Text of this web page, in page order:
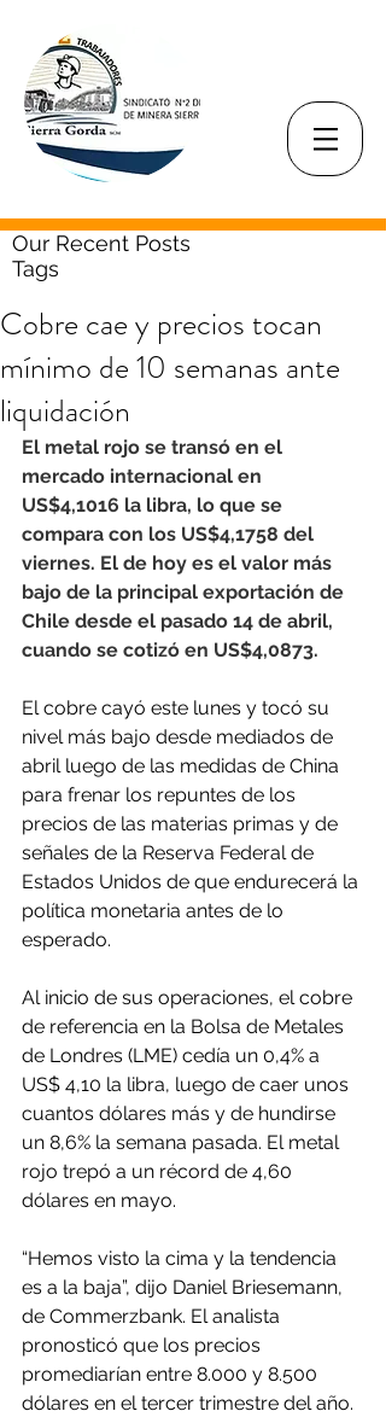
Our Recent Posts
Tags
Cobre cae y precios tocan
mínimo de 10 semanas ante
liquidación
El metal rojo se transó en el
mercado internacional en
US$4,1016 la libra, lo que se
compara con los US$4,1758 del
viernes. El de hoy es el valor más
bajo de la principal exportación de
Chile desde el pasado 14 de abril,
cuando se cotizó en US$4,0873.
El cobre cayó este lunes y tocó su
nivel más bajo desde mediados de
abril luego de las medidas de China
para frenar los repuntes de los
precios de las materias primas y de
señales de la Reserva Federal de
Estados Unidos de que endurecerá la
política monetaria antes de lo
esperado.
Al inicio de sus operaciones, el cobre
de referencia en la Bolsa de Metales
de Londres (LME) cedía un 0,4% a
US$ 4,10 la libra, luego de caer unos
cuantos dólares más y de hundirse
un 8,6% la semana pasada. El metal
rojo trepó a un récord de 4,60
dólares en mayo.
“Hemos visto la cima y la tendencia
es a la baja”, dijo Daniel Briesemann,
de Commerzbank. El analista
pronosticó que los precios
promediarían entre 8.000 y 8.500
dólares en el tercer trimestre del año.